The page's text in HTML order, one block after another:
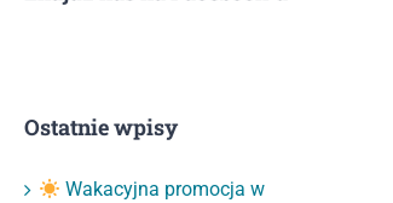
Ostatnie wpisy
Wakacyjna promocja w